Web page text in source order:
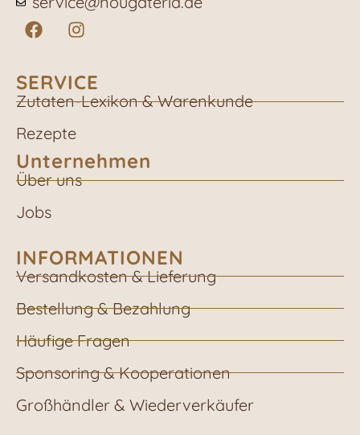
SERVICE
Zutaten-Lexikon & Warenkunde
Rezepte
Unternehmen
Über uns
Jobs
INFORMATIONEN
Versandkosten & Lieferung
Bestellung & Bezahlung
Häufige Fragen
Sponsoring & Kooperationen
Großhändler & Wiederverkäufer